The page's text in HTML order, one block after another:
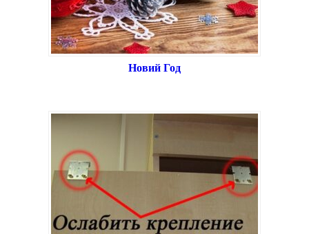
Новий Год